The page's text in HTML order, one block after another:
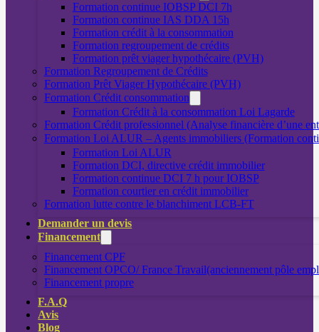
Formation continue IOBSP DCI 7h
Formation continue IAS DDA 15h
Formation crédit à la consommation
Formation regroupement de crédits
Formation prêt viager hypothécaire (PVH)
Formation Regroupement de Crédits
Formation Prêt Viager Hypothécaire (PVH)
Formation Crédit consommation
Formation Crédit à la consommation Loi Lagarde
Formation Crédit professionnel (Analyse financière d’une
Formation Loi ALUR – Agents immobiliers (Formation
Formation Loi ALUR
Formation DCI, directive crédit immobilier
Formation continue DCI 7 h pour IOBSP
Formation courtier en crédit immobilier
Formation lutte contre le blanchiment LCB-FT
Demander un devis
Financement
Financement CPF
Financement OPCO/ France Travail(anciennement pôle
Financement propre
F.A.Q
Avis
Blog